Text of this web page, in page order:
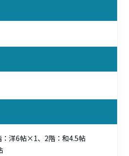
洋6帖×1、2階：和4.5帖